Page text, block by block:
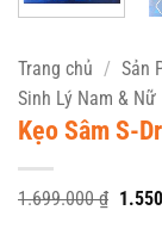
Trang chủ / Sản
Sinh Lý Nam & Nữ
Kẹo Sâm S-
1.699.000₫ Giá